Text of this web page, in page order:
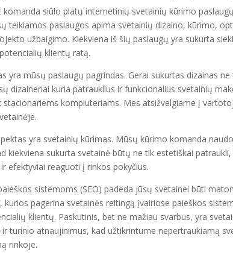
siūlo platų internetinių svetainių kūrimo
teikiamos paslaugos apima svetainių dizaino, kūrimo,
užbaigimo. Kiekviena iš šių paslaugų yra sukurta
klientų ratą.
yra mūsų paslaugų pagrindas. Gerai sukurtas dizainas
dizaineriai kuria patrauklius ir funkcionalius svetainių
stacionariems kompiuteriams. Mes atsižvelgiame į
yra svetainių kūrimas. Mūsų kūrimo komanda
kiekviena sukurta svetainė būtų ne tik estetiškai
efektyviai reaguoti į rinkos pokyčius.
sistemoms (SEO) padeda jūsų svetainei būti
kurios pagerina svetainės reitingą įvairiose paieškos
klientų. Paskutinis, bet ne mažiau svarbus, yra
turinio atnaujinimus, kad užtikrintume nepertraukiamą
rinkoje.